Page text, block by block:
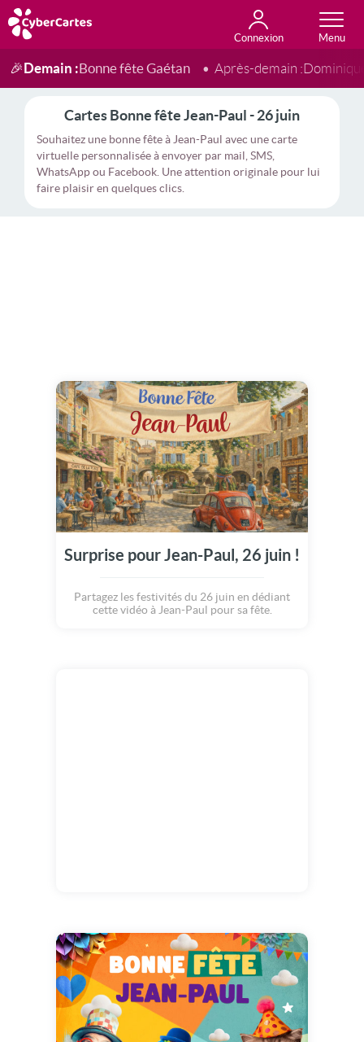
Connexion
Anniversaire
Fête du jour
Amour
Amitié
Merci
Toutes les cartes
🎉Demain :Bonne fête Gaétan Après-demain :
Cartes Bonne fête Jean-Paul - 26 juin
Souhaitez une bonne fête à Jean-Paul avec une carte
virtuelle personnalisée à envoyer par mail, SMS,
WhatsApp ou Facebook. Une attention originale pour lui
faire plaisir en quelques clics.
Surprise pour Jean-Paul, 26 juin !
Partagez les festivités du 26 juin en dédiant
cette vidéo à Jean-Paul pour sa fête.